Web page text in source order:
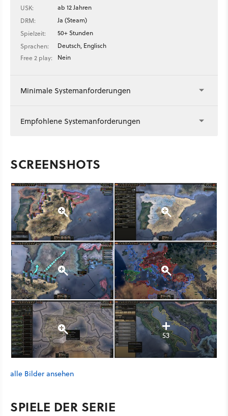
USK:
ab 12 Jahren
DRM:
Ja (Steam)
Spielzeit:
50+ Stunden
Sprachen:
Deutsch, Englisch
Free 2 play:
Nein
Minimale Systemanforderungen
Empfohlene Systemanforderungen
SCREENSHOTS
53
alle Bilder ansehen
SPIELE DER SERIE